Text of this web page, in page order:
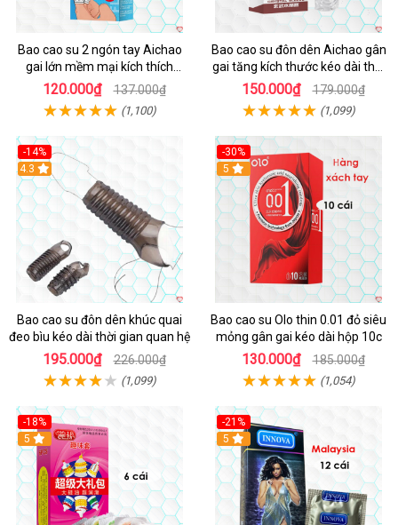
Bao cao su 2 ngón tay Aichao
gai lớn mềm mại kích thích
thăng hoa
120.000₫ 137.000₫
(1,100)
Bao cao su đôn dên Aichao gân
gai tăng kích thước kéo dài thời
gian
150.000₫ 179.000₫
(1,099)
-14%
4.3
Bao cao su đôn dên khúc quai
đeo bìu kéo dài thời gian quan hệ
195.000₫ 226.000₫
(1,099)
-30%
5
Bao cao su Olo thin 0.01 đỏ siêu
mỏng gân gai kéo dài hộp 10c
130.000₫ 185.000₫
(1,054)
-18%
Hot
5
-21%
Hot
5